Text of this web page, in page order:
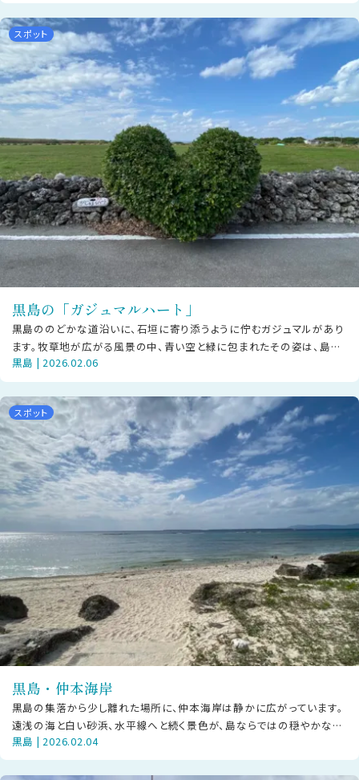
スポット
黒島の「ガジュマルハート」
黒島ののどかな道沿いに、石垣に寄り添うように佇むガジュマルがあり
ます。牧草地が広がる風景の中、青い空と緑に包まれたその姿は、島ら
しい静かな時間を感じさせます。
黒島 | 2026.02.06
スポット
黒島・仲本海岸
黒島の集落から少し離れた場所に、仲本海岸は静かに広がっています。
遠浅の海と白い砂浜、水平線へと続く景色が、島ならではの穏やかな空
気を感じさせます。 仲本海岸は大
黒島 | 2026.02.04